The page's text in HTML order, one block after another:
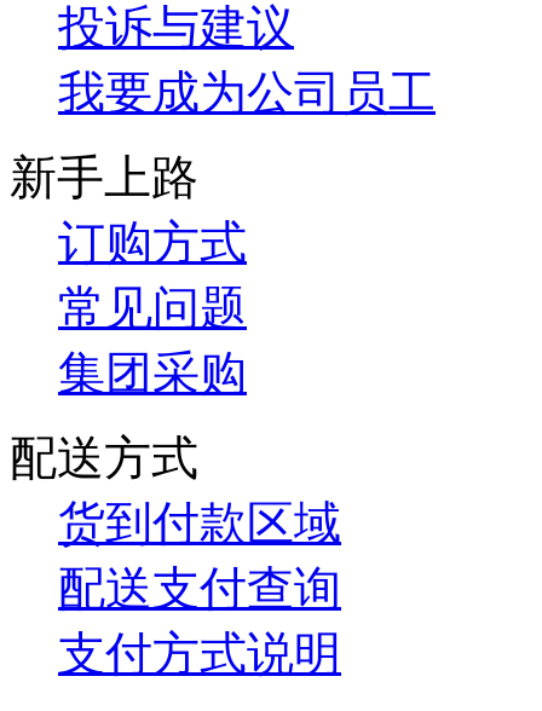
投诉与建议
我要成为公司员工
新手上路
订购方式
常见问题
集团采购
配送方式
货到付款区域
配送支付查询
支付方式说明